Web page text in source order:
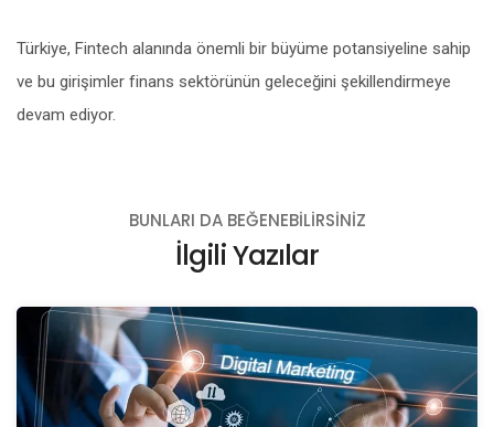
Türkiye, Fintech alanında önemli bir büyüme potansiyeline sahip
ve bu girişimler finans sektörünün geleceğini şekillendirmeye
devam ediyor.
BUNLARI DA BEĞENEBILIRSINIZ
İlgili Yazılar